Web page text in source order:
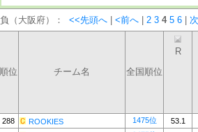
負（大阪府）： <<先頭へ <前へ 2 3 4 5 6
順位 チーム名 全国順位
R
288 ROOKIES 1475位
53.1